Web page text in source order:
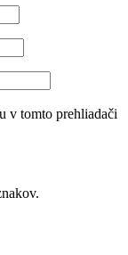
v tomto prehliadači